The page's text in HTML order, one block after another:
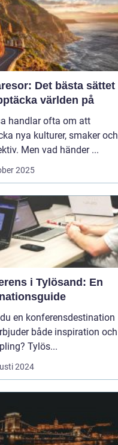
Det bästa sättet
världen på
handlar ofta om att
nya kulturer, smaker och
Men vad händer ...
2025
i Tylösand: En
en konferensdestination
både inspiration och
Tylös...
2024